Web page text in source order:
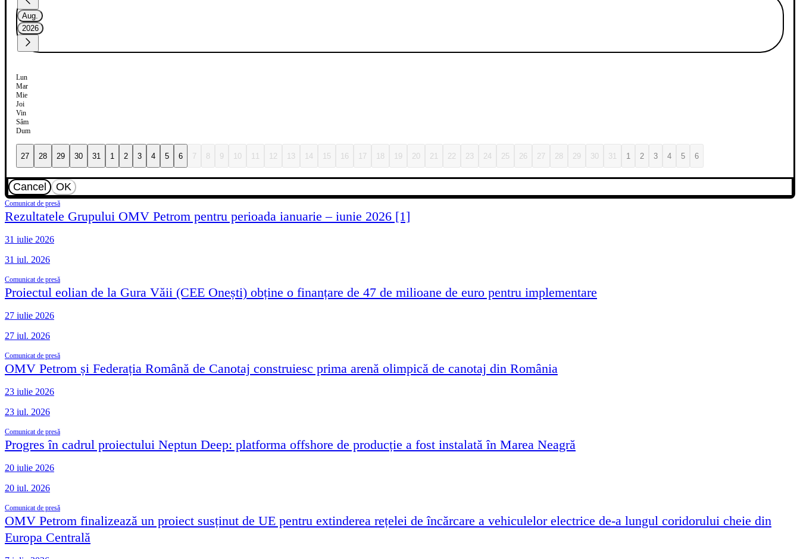
Aug.
2026
Lun
Mar
Mie
Joi
Vin
Sâm
Dum
27 28 29 30 31 1 2 3 4 5 6 7 8 9 10 11 12 13 14 15 16 17 18 19 20 21 22 23 24 25 26 27 28 29 30 31 1 2 3 4 5 6
Cancel OK
Comunicat de presă
Rezultatele Grupului OMV Petrom pentru perioada ianuarie – iunie 2026 [1]
31 iulie 2026
31 iul. 2026
Comunicat de presă
Proiectul eolian de la Gura Văii (CEE Onești) obține o finanțare de 47 de milioane de euro pentru implementare
27 iulie 2026
27 iul. 2026
Comunicat de presă
OMV Petrom și Federația Română de Canotaj construiesc prima arenă olimpică de canotaj din România
23 iulie 2026
23 iul. 2026
Comunicat de presă
Progres în cadrul proiectului Neptun Deep: platforma offshore de producție a fost instalată în Marea Neagră
20 iulie 2026
20 iul. 2026
Comunicat de presă
OMV Petrom finalizează un proiect susținut de UE pentru extinderea rețelei de încărcare a vehiculelor electrice de-a lungul coridorului cheie din
Europa Centrală